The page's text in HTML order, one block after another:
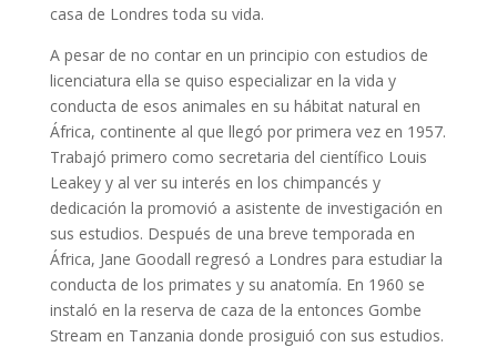
casa de Londres toda su vida.
A pesar de no contar en un principio con estudios de
licenciatura ella se quiso especializar en la vida y
conducta de esos animales en su hábitat natural en
África, continente al que llegó por primera vez en 1957.
Trabajó primero como secretaria del científico Louis
Leakey y al ver su interés en los chimpancés y
dedicación la promovió a asistente de investigación en
sus estudios. Después de una breve temporada en
África, Jane Goodall regresó a Londres para estudiar la
conducta de los primates y su anatomía. En 1960 se
instaló en la reserva de caza de la entonces Gombe
Stream en Tanzania donde prosiguió con sus estudios.